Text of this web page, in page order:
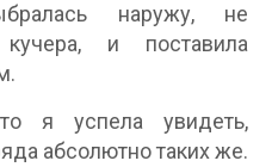
наружу, не
и поставила
я успела увидеть,
абсолютно таких же.